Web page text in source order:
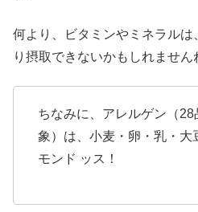
何より、ビタミンやミネラルは
り摂取できないかもしれません
ちなみに、アレルゲン（28
象）は、小麦・卵・乳・大
モンド ッス！